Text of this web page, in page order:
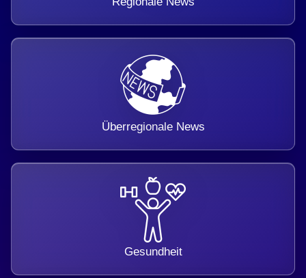
Überregionale News
Gesundheit